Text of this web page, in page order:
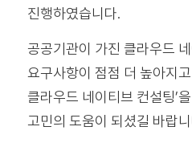
진행하였습니다.
공공기관이 가진 클라우드
요구사항이 점점 더 높아지
클라우드 네이티브 컨설팅’
고민의 도움이 되셨길 바랍